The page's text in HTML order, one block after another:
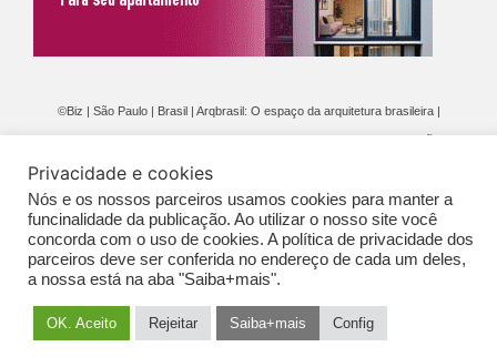
©Biz | São Paulo | Brasil | Arqbrasil: O espaço da arquitetura brasileira |
GERAIS DE PUBLICAÇÃO (CGP
Privacidade e cookies
Nós e os nossos parceiros usamos cookies para manter a
funcinalidade da publicação. Ao utilizar o nosso site você
concorda com o uso de cookies. A política de privacidade dos
parceiros deve ser conferida no endereço de cada um deles,
a nossa está na aba "Saiba+mais".
OK. Aceito Rejeitar Saiba+mais Config